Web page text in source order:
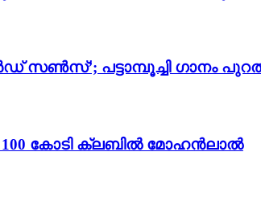
പട്ടാമ്പൂച്ചി ഗാനം
100 കോടി ക്ലബിൽ മോഹൻലാൽ